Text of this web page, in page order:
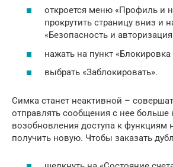
откроется меню «Профиль и
прокрутить страницу вниз и
«Безопасность и
нажать на пункт
выбрать «Заблокировать».
Симка станет неактивной –
отправлять сообщения с нее больше
возобновления доступа к функциям
получить новую. Чтобы заказать